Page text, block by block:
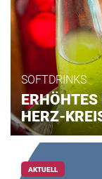
SOFTDRINKS
HERZ-
AKTUELL